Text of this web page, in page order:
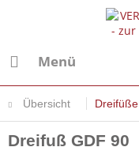
Menü
Übersicht Dreifüße
Dreifuß GDF 90